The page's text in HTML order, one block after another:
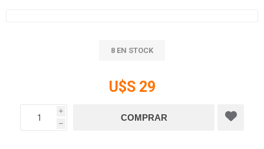
8 EN STOCK
U$S 29
i
h